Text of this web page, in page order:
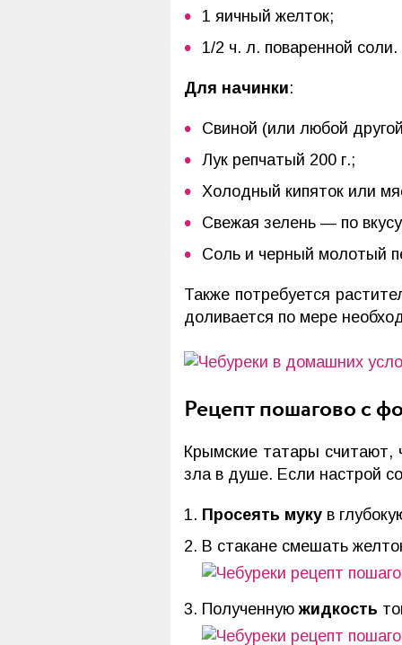
1 яичный желток;
1/2 ч. л. поваренной соли.
Для начинки:
Свиной (или любой
Лук репчатый 200 г.;
Холодный кипяток или
Свежая зелень — по
Соль и черный молотый
Также потребуется
доливается по мере
Рецепт пошагово с
Крымские татары считают,
зла в душе. Если настрой
Просеять муку в
В стакане смешать
Полученнуюжидкость